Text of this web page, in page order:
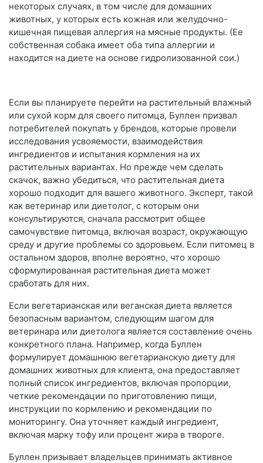
некоторых случаях, в том числе для домашних
животных, у которых есть кожная или желудочно-
кишечная пищевая аллергия на мясные продукты. (Ее
собственная собака имеет оба типа аллергии и
находится на диете на основе гидролизованной сои.)
Если вы планируете перейти на растительный влажный
или сухой корм для своего питомца, Буллен призвал
потребителей покупать у брендов, которые провели
исследования усвояемости, взаимодействия
ингредиентов и испытания кормления на их
растительных вариантах. Но прежде чем сделать
скачок, важно убедиться, что растительная диета
хорошо подходит для вашего животного. Эксперт, такой
как ветеринар или диетолог, с которым они
консультируются, сначала рассмотрит общее
самочувствие питомца, включая возраст, окружающую
среду и другие проблемы со здоровьем. Если питомец в
остальном здоров, вполне вероятно, что хорошо
сформулированная растительная диета может
сработать для них.
Если вегетарианская или веганская диета является
безопасным вариантом, следующим шагом для
ветеринара или диетолога является составление очень
конкретного плана. Например, когда Буллен
формулирует домашнюю вегетарианскую диету для
домашних животных для клиента, она предоставляет
полный список ингредиентов, включая пропорции,
четкие рекомендации по приготовлению пищи,
инструкции по кормлению и рекомендации по
мониторингу. Она уточняет каждый ингредиент,
включая марку тофу или процент жира в твороге.
Буллен призывает владельцев принимать активное